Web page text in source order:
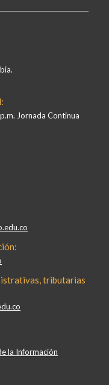
Jornada Continua
tributarias
la Información